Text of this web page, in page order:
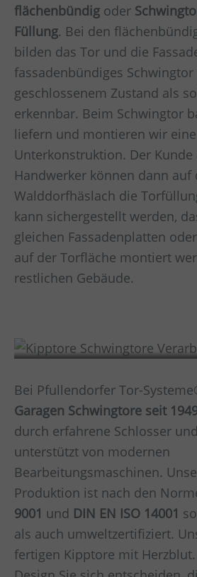
flächenbündig oder
Füllung. Bei den
bilden das Tor und die
fassadenbündiges
geschlossenem Zustand als
erkennbar. Beim Schwingtor
liefern und montieren wir
Unterkonstruktion. Der Kunde
Handwerker können dann auf
Walddorfhäslach die
kann sichergestellt werden,
gleichen Fassadenplatten
auf der Torfläche montiert
restlichen Gebäude.
Bei Pfullendorfer Tor-
Garagen Schwingtore seit
durch erfahrene Schlosser
unterstützt von modernen
Bearbeitungsmaschinen.
Produktion ist nach den
9001 und DIN EN ISO 14001
als auch umweltzertifiziert.
fertigen Kipptore mit